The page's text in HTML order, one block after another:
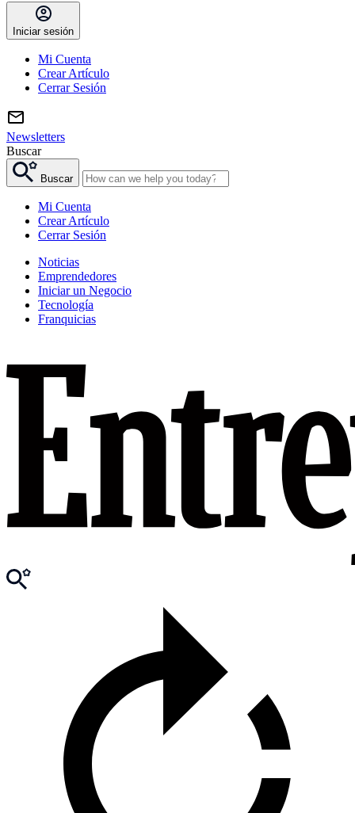
Iniciar sesión
Mi Cuenta
Crear Artículo
Cerrar Sesión
Newsletters
Buscar
Buscar
Mi Cuenta
Crear Artículo
Cerrar Sesión
Noticias
Emprendedores
Iniciar un Negocio
Tecnología
Franquicias